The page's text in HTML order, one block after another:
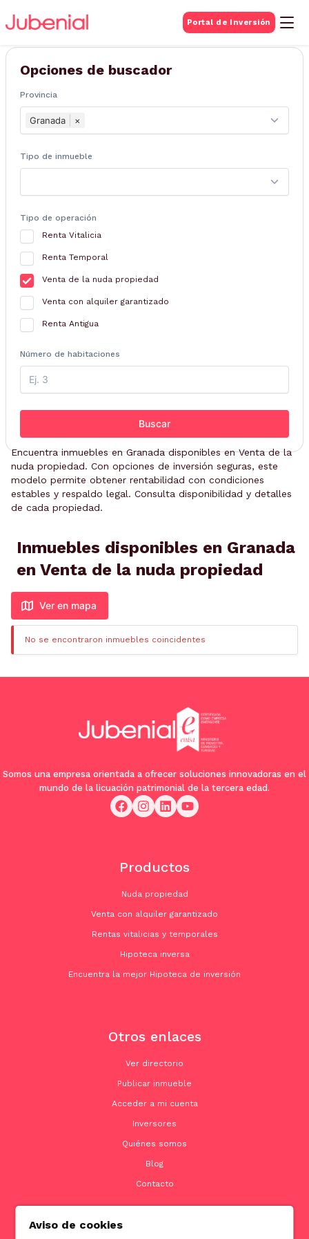
Portal de Inversión
BUSQUEDA DE
Inmuebles
Opciones de buscador
Provincia
Granada ×
Tipo de inmueble
Tipo de operación
Renta Vitalicia
Renta Temporal
Venta de la nuda propiedad
Venta con alquiler garantizado
Renta Antigua
Número de habitaciones
Buscar
Encuentra inmuebles en Granada disponibles en Venta de la
nuda propiedad. Con opciones de inversión seguras, este
modelo permite obtener rentabilidad con condiciones
estables y respaldo legal. Consulta disponibilidad y detalles
de cada propiedad.
Inmuebles disponibles en Granada
en Venta de la nuda propiedad
Ver en mapa
No se encontraron inmuebles coincidentes
Somos una empresa orientada a ofrecer soluciones innovadoras en el
mundo de la licuación patrimonial de la tercera edad.
Productos
Nuda propiedad
Venta con alquiler garantizado
Rentas vitalicias y temporales
Hipoteca inversa
Encuentra la mejor Hipoteca de inversión
Otros enlaces
Ver directorio
Publicar inmueble
Acceder a mi cuenta
Inversores
Quiénes somos
Blog
Contacto
Aviso de cookies